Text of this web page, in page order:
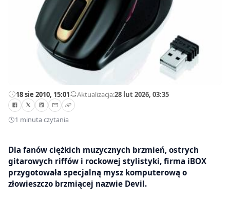
18 sie 2010, 15:01—Aktualizacja:28 lut 2026, 03:35
1 minuta czytania
Dla fanów ciężkich muzycznych brzmień, ostrych
gitarowych riffów i rockowej stylistyki, firma iBOX
przygotowała specjalną mysz komputerową o
złowieszczo brzmiącej nazwie Devil.